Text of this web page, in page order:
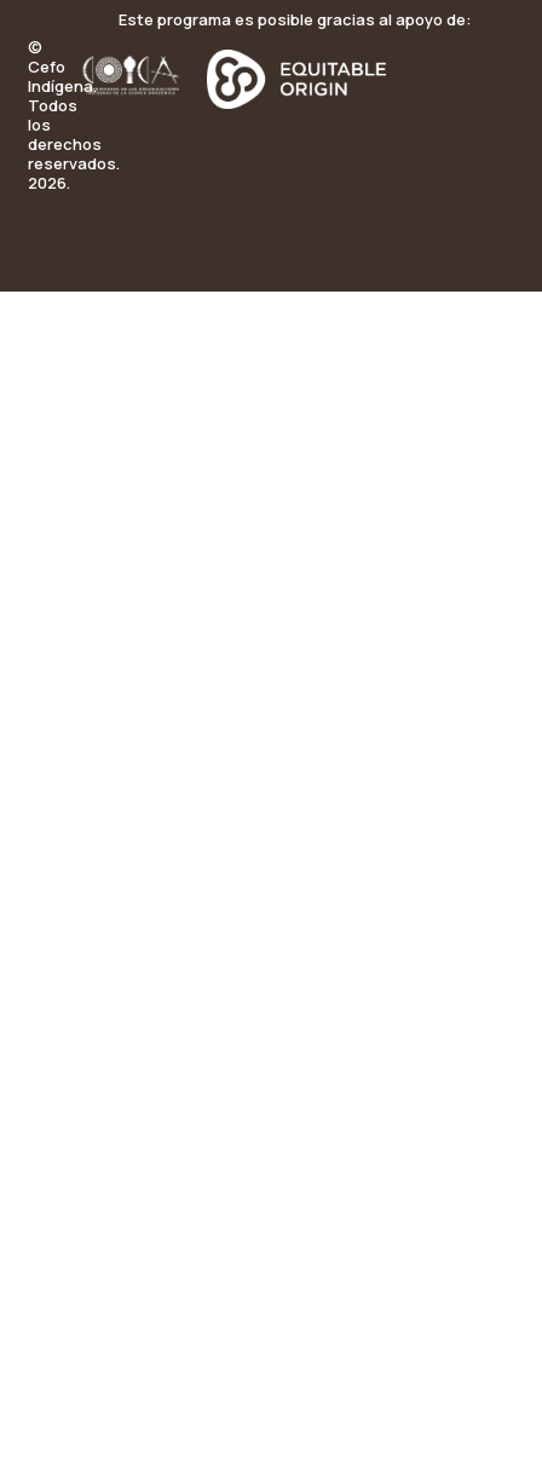
©
Cefo
Indígena.
Todos
los
derechos
reservados.
2026.
Este programa es posible gracias al apoyo de: